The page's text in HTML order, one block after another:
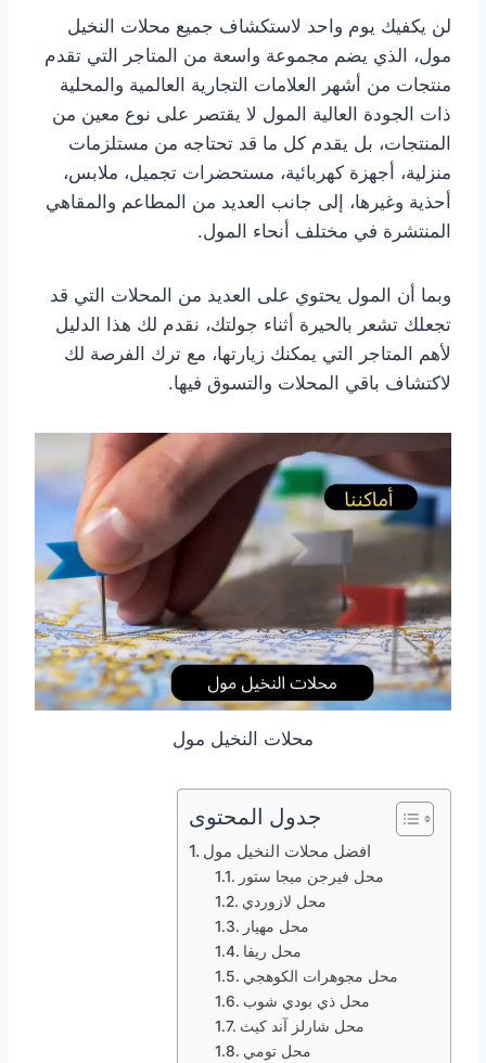
لن يكفيك يوم واحد لاستكشاف جميع محلات النخيل
مول، الذي يضم مجموعة واسعة من المتاجر التي تقدم
منتجات من أشهر العلامات التجارية العالمية والمحلية
ذات الجودة العالية المول لا يقتصر على نوع معين من
المنتجات، بل يقدم كل ما قد تحتاجه من مستلزمات
منزلية، أجهزة كهربائية، مستحضرات تجميل، ملابس،
أحذية وغيرها، إلى جانب العديد من المطاعم والمقاهي
المنتشرة في مختلف أنحاء المول.
وبما أن المول يحتوي على العديد من المحلات التي قد
تجعلك تشعر بالحيرة أثناء جولتك، نقدم لك هذا الدليل
لأهم المتاجر التي يمكنك زيارتها، مع ترك الفرصة لك
لاكتشاف باقي المحلات والتسوق فيها.
محلات النخيل مول
جدول المحتوى
افضل محلات النخيل مول
محل فيرجن ميجا ستور
محل لازوردي
محل مهيار
محل ريفا
محل مجوهرات الكوهجي
محل ذي بودي شوب
محل شارلز آند كيث
محل تومي